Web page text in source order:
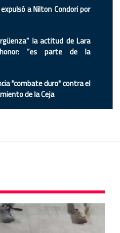
a Nilton Condori por
la actitud de Lara
“es parte de la
"combate duro" contra el
de la Ceja